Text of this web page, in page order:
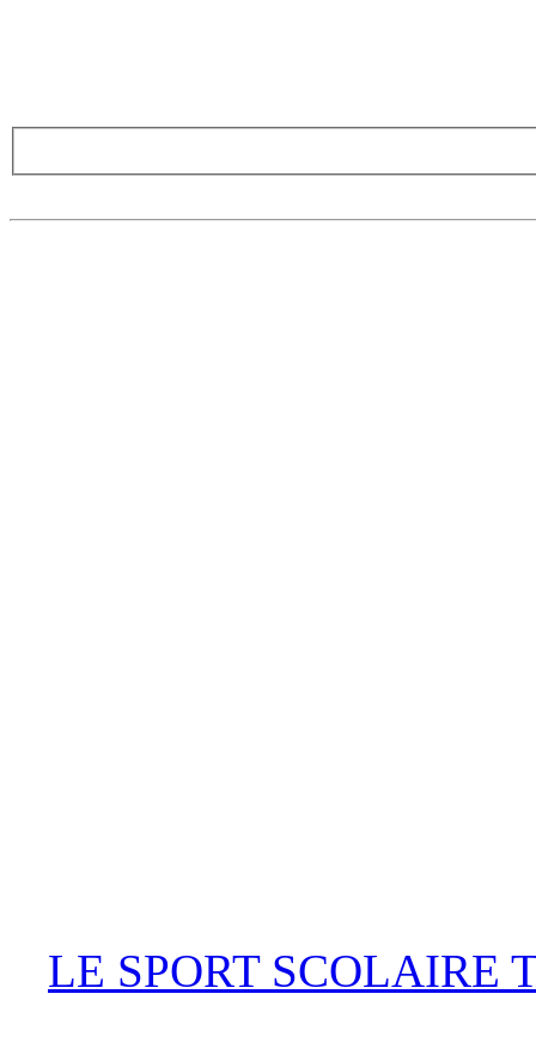
LE SPORT SCOLAIRE